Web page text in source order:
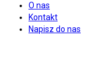
O nas
Kontakt
Napisz do nas